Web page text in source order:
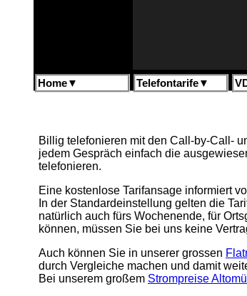
Home▼ Telefontarife▼
Billig telefonieren mit den Call-by-Call-
jedem Gespräch einfach die
telefonieren.
Eine kostenlose Tarifansage informiert
In der Standardeinstellung gelten die
natürlich auch fürs Wochenende, für
können, müssen Sie bei uns keine
Auch können Sie in unserer grossen
durch Vergleiche machen und damit
Bei unserem großem Strompreise